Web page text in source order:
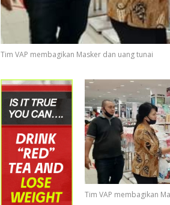
Tim VAP membagikan Masker dan uang tunai
Tim VAP membagikan